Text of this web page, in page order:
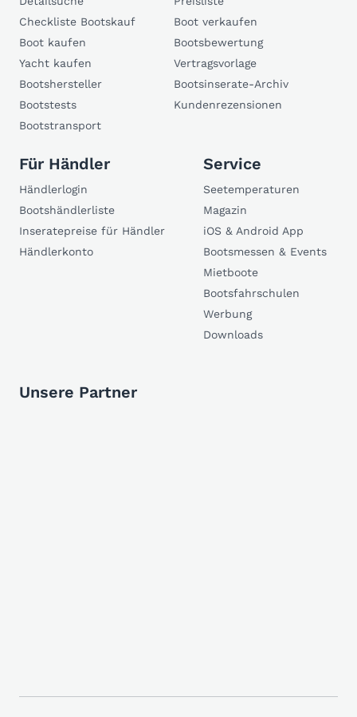
Checkliste Bootskauf
Boot kaufen
Yacht kaufen
Bootshersteller
Bootstests
Bootstransport
Boot verkaufen
Bootsbewertung
Vertragsvorlage
Bootsinserate-Archiv
Kundenrezensionen
Für Händler
Händlerlogin
Bootshändlerliste
Inseratepreise für Händler
Händlerkonto
Service
Seetemperaturen
Magazin
iOS & Android App
Bootsmessen & Events
Mietboote
Bootsfahrschulen
Werbung
Downloads
Unsere Partner